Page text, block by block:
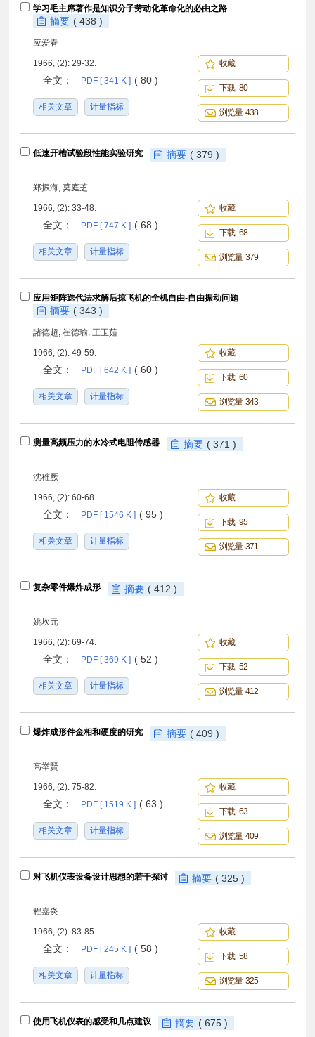
学习毛主席著作是知识分子劳动化革命化的必由之路
摘要 ( 438 )
应爱春
1966, (2): 29-32.
全文： PDF [ 341 K ] ( 80 )
相关文章 计量指标
收藏
下载 80
浏览量 438
低速开槽试验段性能实验研究 摘要 ( 379 )
郑振海, 莫庭芝
1966, (2): 33-48.
全文： PDF [ 747 K ] ( 68 )
相关文章 计量指标
收藏
下载 68
浏览量 379
应用矩阵迭代法求解后掠飞机的全机自由-自由振动问题
摘要 ( 343 )
諸德超, 崔德瑜, 王玉茹
1966, (2): 49-59.
全文： PDF [ 642 K ] ( 60 )
相关文章 计量指标
收藏
下载 60
浏览量 343
测量高频压力的水冷式电阻传感器 摘要 ( 371 )
沈稚厥
1966, (2): 60-68.
全文： PDF [ 1546 K ] ( 95 )
相关文章 计量指标
收藏
下载 95
浏览量 371
复杂零件爆炸成形 摘要 ( 412 )
姚坎元
1966, (2): 69-74.
全文： PDF [ 369 K ] ( 52 )
相关文章 计量指标
收藏
下载 52
浏览量 412
爆炸成形件金相和硬度的研究 摘要 ( 409 )
高举賢
1966, (2): 75-82.
全文： PDF [ 1519 K ] ( 63 )
相关文章 计量指标
收藏
下载 63
浏览量 409
对飞机仪表设备设计思想的若干探讨 摘要 ( 325 )
程嘉炎
1966, (2): 83-85.
全文： PDF [ 245 K ] ( 58 )
相关文章 计量指标
收藏
下载 58
浏览量 325
使用飞机仪表的感受和几点建议 摘要 ( 675 )